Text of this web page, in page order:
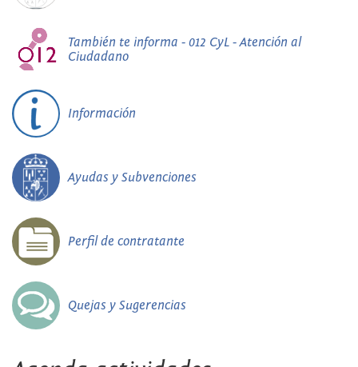
También te informa - 012 CyL - Atención al
Ciudadano
Información
Ayudas y Subvenciones
Perfil de contratante
Quejas y Sugerencias